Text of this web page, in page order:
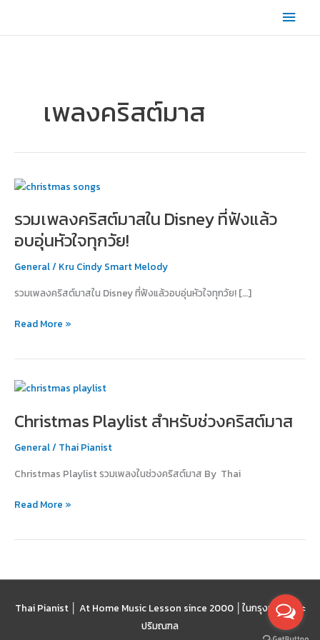
content
Main
เพลงคริสต์มาส
รวมเพลงคริสต์มาสใน Disney ที่ฟังแล้ว
อบอุ่นหัวใจทุกวัย!
General/ Kru Cindy Smart Melody
รวมเพลงคริสต์มาสใน Disney ที่ฟังแล้วอบอุ่นหัวใจทุกวัย! […]
รวม
คริสต์มาส
Disney
ที่
แล้ว
หัวใจ
วัย!
Read More »
Christmas Playlist สำหรับช่วงคริสต์มาส
General/ Thai Pianist
Christmas Playlist รวมเพลงในช่วงคริสต์มาส By Thai
Christmas
สำหรับ
คริสต์มาส
Read More »
Thai Pianist │ At Home Music Lesson since 2000 │ ในกรุงเทพฯ และ
ปริมณฑล